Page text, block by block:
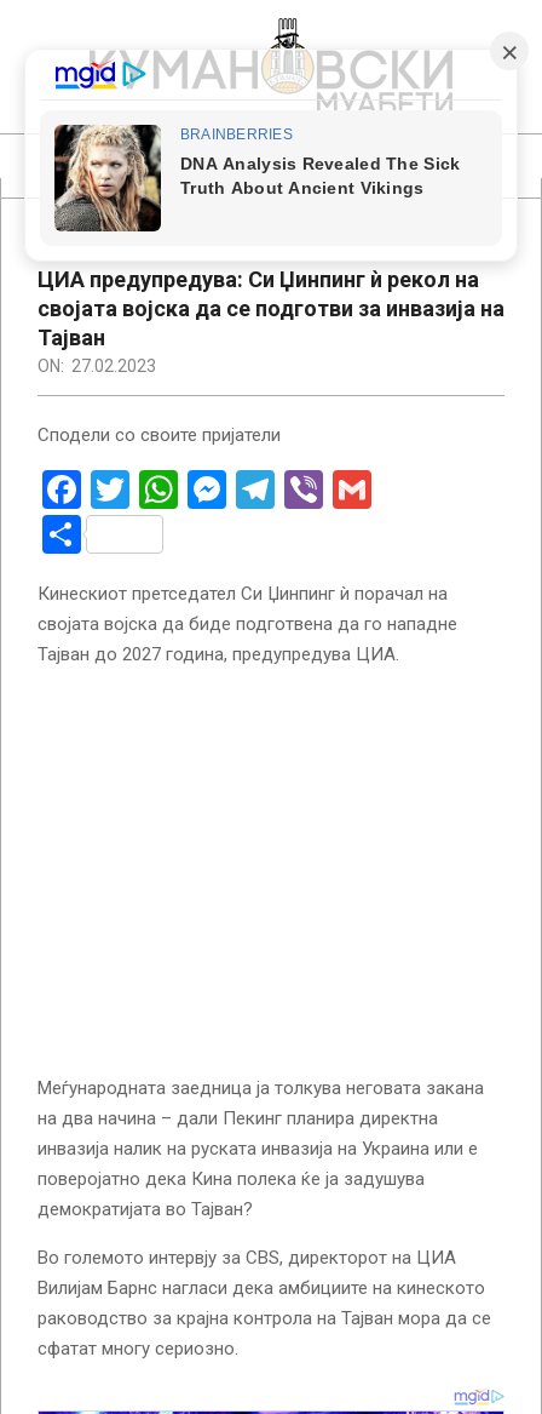
content
КУМАНОВСКИ
МУАБЕТИ
Primary
Navigation
ЦИА предупредува: Си Џинпинг ѝ рекол на
својата војска да се подготви за инвазија на
Тајван
ON: 27.02.2023
Сподели со своите пријатели
Facebook
Twitter
WhatsApp
Messenger
Telegram
Viber
Share
Кинескиот претседател Си Џинпинг ѝ порачал на
својата војска да биде подготвена да го нападне
Тајван до 2027 година, предупредува ЦИА.
Меѓународната заедница ја толкува неговата закана
на два начина – дали Пекинг планира директна
инвазија налик на руската инвазија на Украина или е
поверојатно дека Кина полека ќе ја задушува
демократијата во Тајван?
Во големото интервју за CBS, директорот на ЦИА
Вилијам Барнс нагласи дека амбициите на кинеското
раководство за крајна контрола на Тајван мора да се
сфатат многу сериозно.